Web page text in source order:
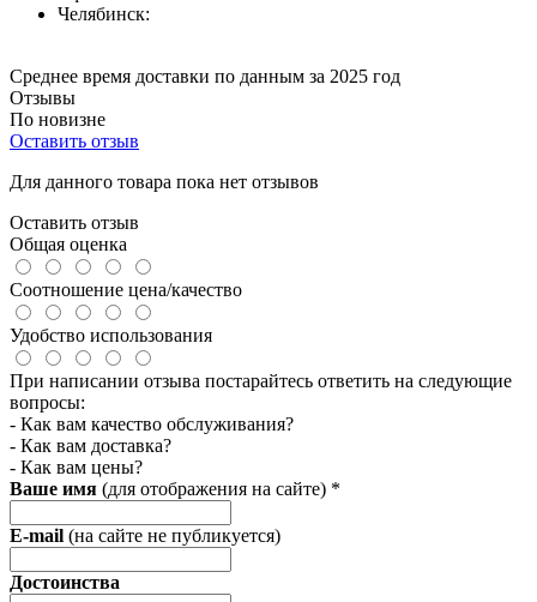
Челябинск:
Среднее время доставки по данным за 2025 год
Отзывы
По новизне
Оставить отзыв
Для данного товара пока нет отзывов
Оставить отзыв
Общая оценка
Соотношение цена/качество
Удобство использования
При написании отзыва постарайтесь ответить на следующие
вопросы:
- Как вам качество обслуживания?
- Как вам доставка?
- Как вам цены?
Ваше имя (для отображения на сайте) *
E-mail (на сайте не публикуется)
Достоинства